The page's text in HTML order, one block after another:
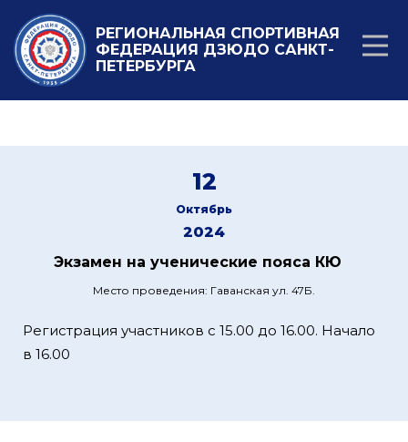
РЕГИОНАЛЬНАЯ СПОРТИВНАЯ
ФЕДЕРАЦИЯ ДЗЮДО САНКТ-
ПЕТЕРБУРГА
12
Октябрь
2024
Экзамен на ученические пояса КЮ
Место проведения: Гаванская ул. 47Б.
Регистрация участников с 15.00 до 16.00. Начало
в 16.00